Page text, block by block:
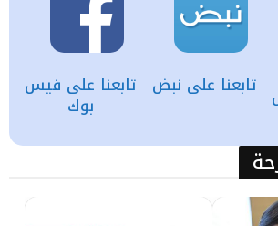
تابعنا على فيس
بوك
تابعنا على نبض